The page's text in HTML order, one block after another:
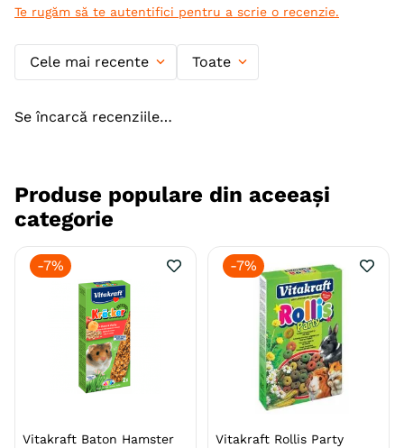
Te rugăm să te autentifici pentru a scrie o recenzie.
Cele mai recente Toate
Se încarcă recenziile…
Produse populare din aceeași
categorie
-7%
Vitakraft Baton Hamster
-7%
Vitakraft Rollis Party